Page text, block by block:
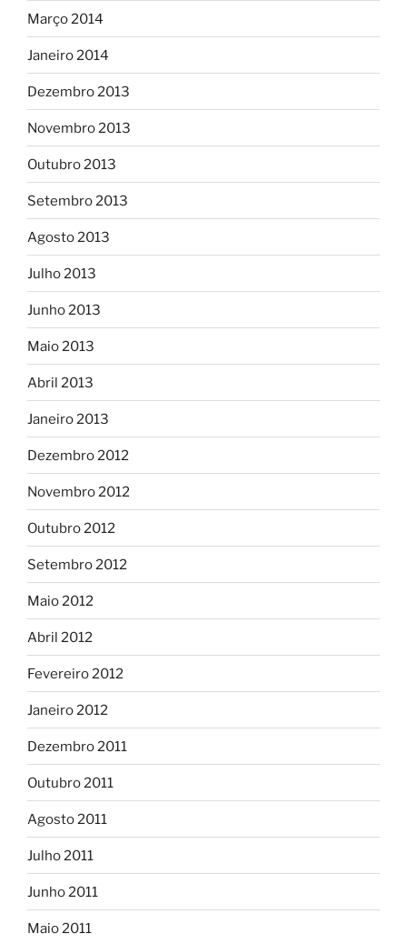
Março 2014
Janeiro 2014
Dezembro 2013
Novembro 2013
Outubro 2013
Setembro 2013
Agosto 2013
Julho 2013
Junho 2013
Maio 2013
Abril 2013
Janeiro 2013
Dezembro 2012
Novembro 2012
Outubro 2012
Setembro 2012
Maio 2012
Abril 2012
Fevereiro 2012
Janeiro 2012
Dezembro 2011
Outubro 2011
Agosto 2011
Julho 2011
Junho 2011
Maio 2011